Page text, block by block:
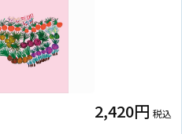
2,420円 税込